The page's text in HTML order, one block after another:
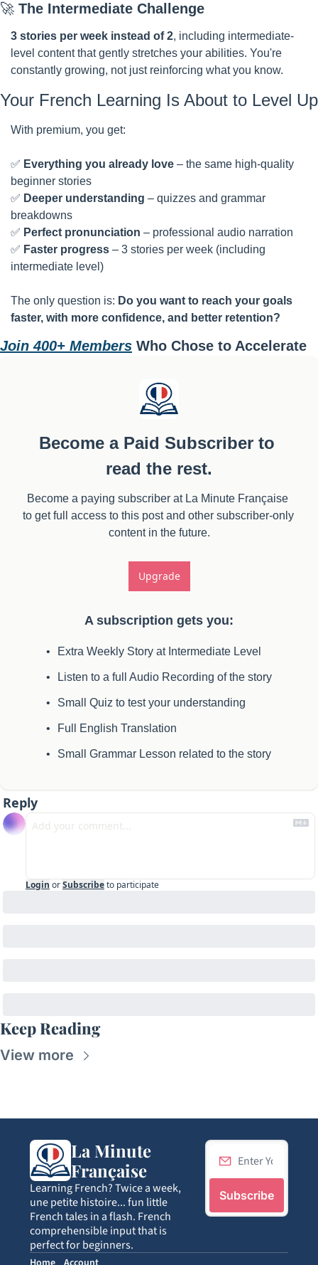
🚀 The Intermediate Challenge
3 stories per week instead of 2, including intermediate-
level content that gently stretches your abilities. You're
constantly growing, not just reinforcing what you know.
Your French Learning Is About to Level Up
With premium, you get:
✅ Everything you already love – the same high-quality
beginner stories
✅ Deeper understanding – quizzes and grammar
breakdowns
✅ Perfect pronunciation – professional audio narration
✅ Faster progress – 3 stories per week (including
intermediate level)
The only question is: Do you want to reach your goals
faster, with more confidence, and better retention?
Join 400+ Members Who Chose to Accelerate
Become a Paid Subscriber to
read the rest.
Become a paying subscriber at La Minute Française
to get full access to this post and other subscriber-only
content in the future.
Upgrade
A subscription gets you:
Extra Weekly Story at Intermediate Level
Listen to a full Audio Recording of the story
Small Quiz to test your understanding
Full English Translation
Small Grammar Lesson related to the story
Reply
Login orSubscribeto participate
Keep Reading
View more
La Minute
Française
Learning French? Twice a week,
une petite histoire... fun little
French tales in a flash. French
comprehensible input that is
perfect for beginners.
Subscribe